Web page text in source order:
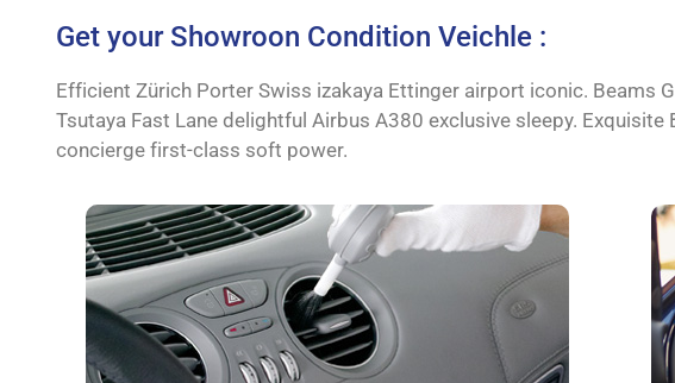
Get your Showroon Condition Veichle :
Efficient Zürich Porter Swiss izakaya Ettinger airport iconic. Beams
Tsutaya Fast Lane delightful Airbus A380 exclusive sleepy.
concierge first-class soft power.